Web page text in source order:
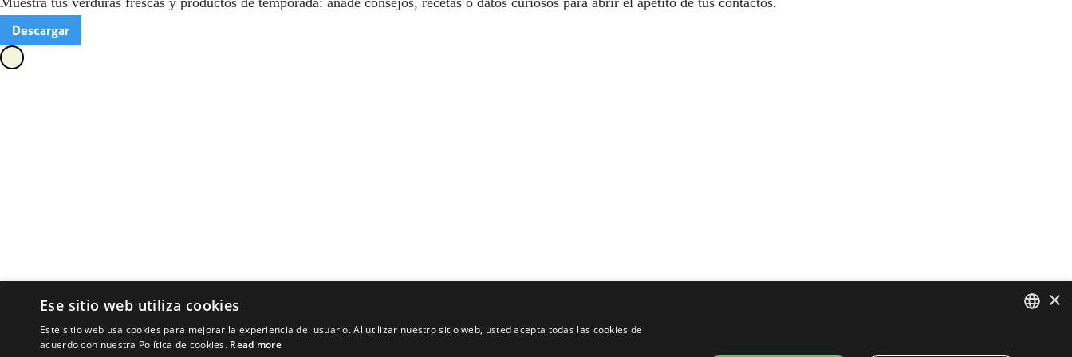
Descargar
×
Ese sitio web utiliza cookies
Este sitio web usa cookies para mejorar la experiencia del usuario. Al utilizar nuestro sitio web, usted acepta todas las cookies de
acuerdo con nuestra Política de cookies. Read more